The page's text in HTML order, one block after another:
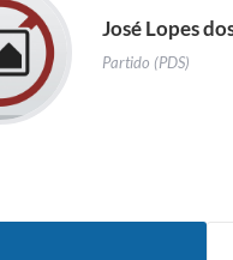
José Lopes
Partido (PDS)